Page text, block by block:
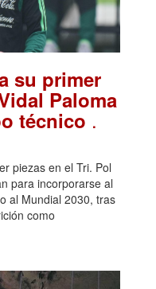
su primer
Paloma
técnico .
piezas en el Tri. Pol
para incorporarse al
al Mundial 2030, tras
como